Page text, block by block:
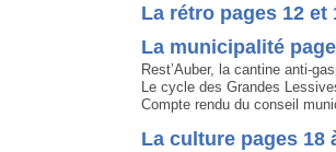
La rétro pages 12 et
La municipalité
Rest’Auber, la cantine anti-
Le cycle des Grandes
Compte rendu du conseil
La culture pages 18